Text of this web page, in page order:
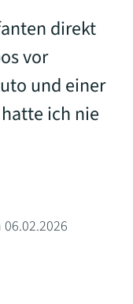
direkt
vor
und einer
ich nie